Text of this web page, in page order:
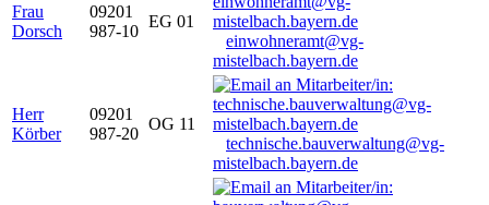
Frau
Dorsch
09201
987-10
EG 01
einwohneramt@vg-
mistelbach.bayern.de
Herr
Körber
09201
987-20
OG 11
technische.bauverwaltung@vg-
mistelbach.bayern.de